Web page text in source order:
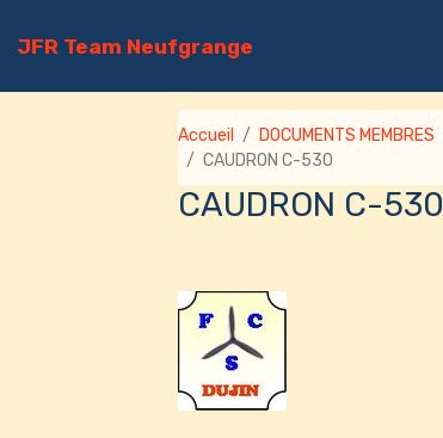
JFR Team Neufgrange
Accueil DOCUMENTS MEMBRES
CAUDRON C-530
CAUDRON C-530